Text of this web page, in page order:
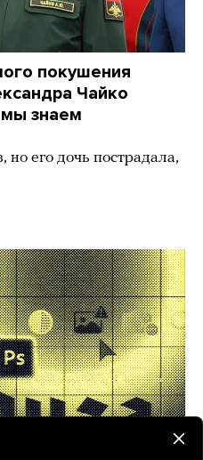
покушения
Чайко
знаем
его дочь пострадала,